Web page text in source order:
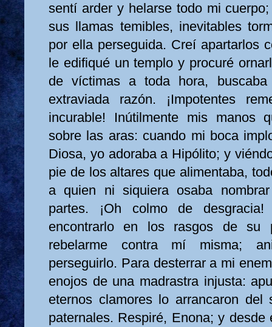
sentí arder y helarse todo mi
sus llamas temibles, inevitables
por ella perseguida. Creí apartarlos
le edifiqué un templo y procuré
de víctimas a toda hora,
extraviada razón. ¡Impotentes
incurable! Inútilmente mis manos
sobre las aras: cuando mi boca
Diosa, yo adoraba a Hipólito; y
pie de los altares que alimentaba,
a quien ni siquiera osaba
partes. ¡Oh colmo de
encontrarlo en los rasgos de su
rebelarme contra mí misma;
perseguirlo. Para desterrar a mi
enojos de una madrastra injusta:
eternos clamores lo arrancaron
paternales. Respiré, Enona; y